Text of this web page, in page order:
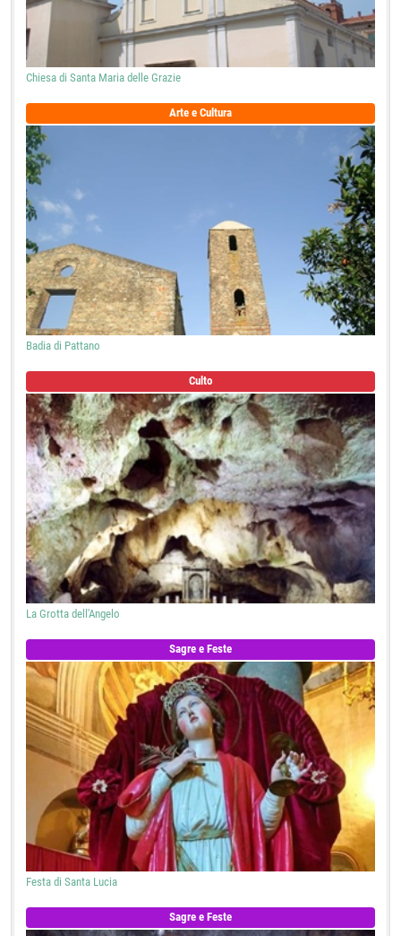
Chiesa di Santa Maria delle Grazie
Arte e Cultura
Badia di Pattano
Culto
La Grotta dell'Angelo
Sagre e Feste
Festa di Santa Lucia
Sagre e Feste